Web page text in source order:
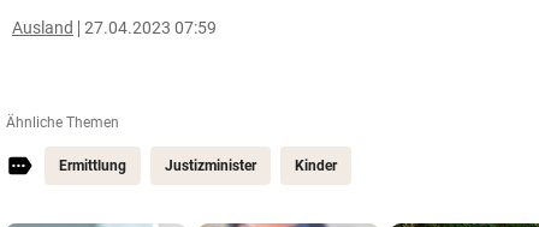
Ausland 27.04.2023 07:59
Ähnliche Themen
Ermittlung Justizminister Kinder